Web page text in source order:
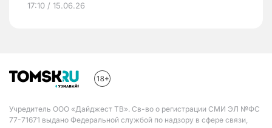
17:10 / 15.06.26
Учредитель ООО «Дайджест ТВ». Св-во о регистрации СМИ ЭЛ №ФС
77-71671 выдано Федеральной службой по надзору в сфере связи,